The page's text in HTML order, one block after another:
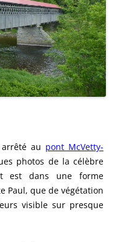
au pont McVetty-
photos de la célèbre
est dans une forme
Paul, que de végétation
visible sur presque